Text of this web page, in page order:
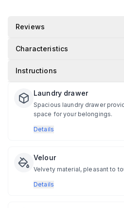
Reviews
Characteristics
Instructions
Laundry drawer
Spacious laundry drawer
space for your belongings.
Details
Velour
Velvety material, pleasant to
Details